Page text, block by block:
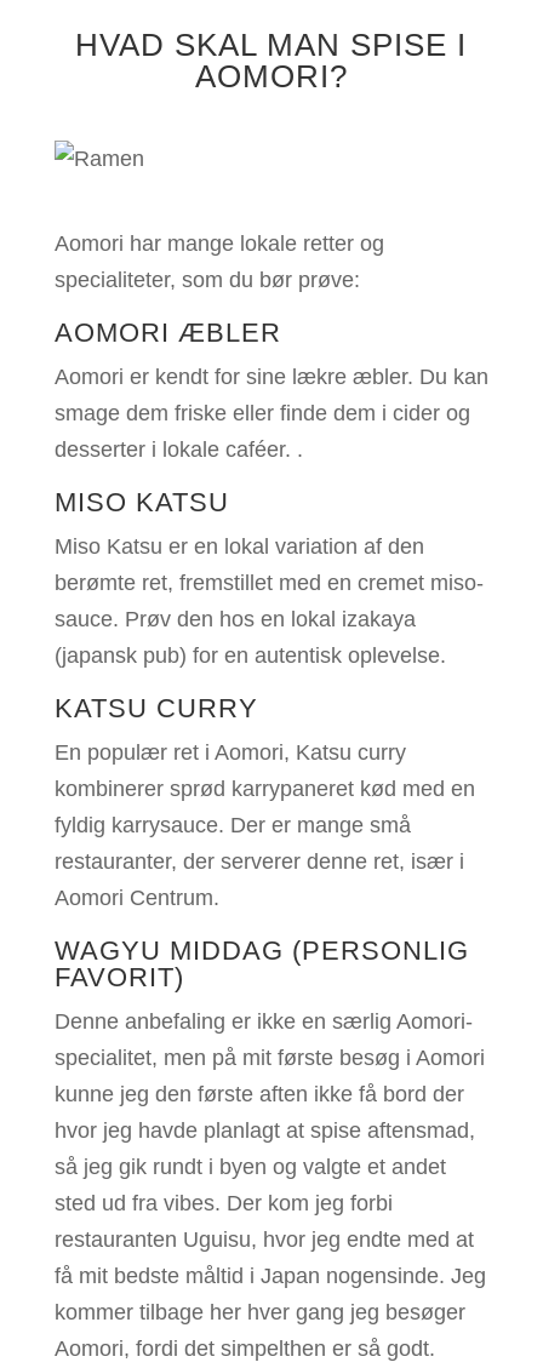
HVAD SKAL MAN SPISE I
AOMORI?
Aomori har mange lokale retter og
specialiteter, som du bør prøve:
AOMORI ÆBLER
Aomori er kendt for sine lækre æbler. Du kan
smage dem friske eller finde dem i cider og
desserter i lokale caféer. .
MISO KATSU
Miso Katsu er en lokal variation af den
berømte ret, fremstillet med en cremet miso-
sauce. Prøv den hos en lokal izakaya
(japansk pub) for en autentisk oplevelse.
KATSU CURRY
En populær ret i Aomori, Katsu curry
kombinerer sprød karrypaneret kød med en
fyldig karrysauce. Der er mange små
restauranter, der serverer denne ret, især i
Aomori Centrum.
WAGYU MIDDAG (PERSONLIG
FAVORIT)
Denne anbefaling er ikke en særlig Aomori-
specialitet, men på mit første besøg i Aomori
kunne jeg den første aften ikke få bord der
hvor jeg havde planlagt at spise aftensmad,
så jeg gik rundt i byen og valgte et andet
sted ud fra vibes. Der kom jeg forbi
restauranten Uguisu, hvor jeg endte med at
få mit bedste måltid i Japan nogensinde. Jeg
kommer tilbage her hver gang jeg besøger
Aomori, fordi det simpelthen er så godt.